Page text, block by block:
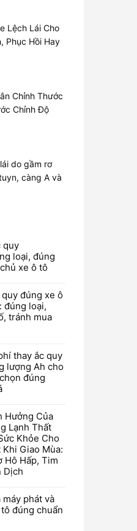
Lệch Lái Cho
Phục Hồi Hay
Chỉnh Thước
Chỉnh Độ
do gầm rơ
càng A và
quy
loại, đúng
xe ô tô
đúng xe ô
đúng loại,
tránh mua
thay ắc quy
lượng Ah cho
đúng
Hưởng Của
Lạnh Thất
Khỏe Cho
Giao Mùa:
Hô Hấp, Tim
Dịch
phát và
đúng chuẩn